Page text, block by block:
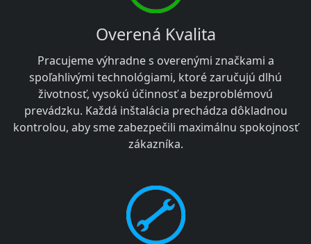
Overená Kvalita
Pracujeme výhradne s overenými značkami a
spoľahlivými technológiami, ktoré zaručujú dlhú
životnosť, vysokú účinnosť a bezproblémovú
prevádzku. Každá inštalácia prechádza dôkladnou
kontrolou, aby sme zabezpečili maximálnu spokojnosť
zákazníka.